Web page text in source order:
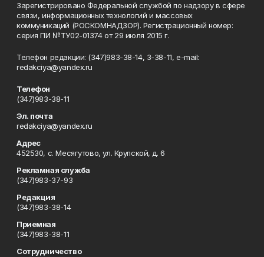
Зарегистрировано Федеральной службой по надзору в сфере
связи, информационных технологий и массовых
коммуникаций (РОСКОМНАДЗОР). Регистрационный номер:
серия ПИ №ТУ02-01374 от 29 июля 2015 г.
Телефон редакции: (347)983-38-14, 3-38-11, e-mail:
redakciya@yandex.ru
Телефон
(347)983-38-11
Эл. почта
redakciya@yandex.ru
Адрес
452530, с. Месягутово, ул. Крупской, д. 6
Рекламная служба
(347)983-37-93
Редакция
(347)983-38-14
Приемная
(347)983-38-11
Сотрудничество